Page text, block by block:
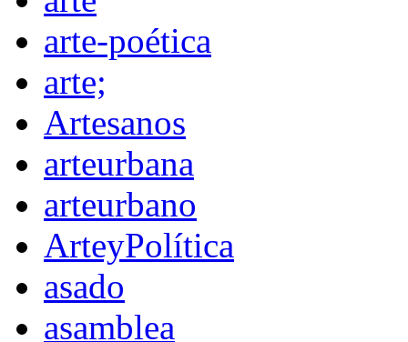
arte-poética
arte;
Artesanos
arteurbana
arteurbano
ArteyPolítica
asado
asamblea